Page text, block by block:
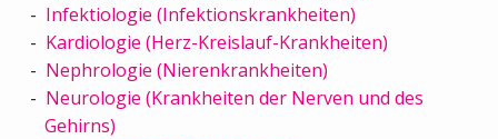
Infektiologie (Infektionskrankheiten)
Kardiologie (Herz-Kreislauf-Krankheiten)
Nephrologie (Nierenkrankheiten)
Neurologie (Krankheiten der Nerven und des
Gehirns)